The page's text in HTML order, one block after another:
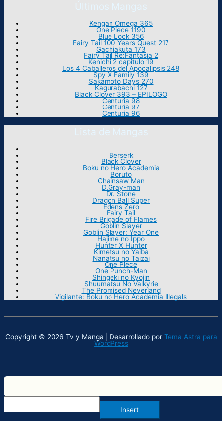
Últimos Mangas
Kengan Omega 365
One Piece 1190
Blue Lock 356
Fairy Tail 100 Years Quest 217
Gachiakuta 173
Fairy Tail Re:Fantasia 2
Kenichi 2 capitulo 19
Los 4 Caballeros del Apocalipsis 248
Spy X Family 139
Sakamoto Days 270
Kagurabachi 127
Black Clover 393 – EPILOGO
Centuria 98
Centuria 97
Centuria 96
Lista de Mangas
Berserk
Black Clover
Boku no Hero Academia
Boruto
Chainsaw Man
D.Gray-man
Dr. Stone
Dragon Ball Super
Edens Zero
Fairy Tail
Fire Brigade of Flames
Goblin Slayer
Goblin Slayer: Year One
Hajime no Ippo
Hunter X Hunter
Kimetsu no Yaiba
Nanatsu no Taizai
One Piece
One Punch-Man
Shingeki no Kyojin
Shuumatsu No Valkyrie
The Promised Neverland
Vigilante: Boku no Hero Academia Illegals
Copyright © 2026 Tv y Manga | Desarrollado por Tema Astra para
WordPress
Insert